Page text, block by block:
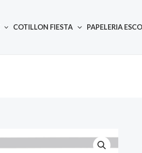
COTILLON FIESTA PAPELERIA